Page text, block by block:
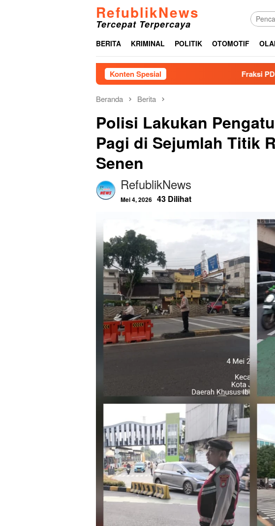
RefublikNews
Tercepat Terpercaya
BERITA KRIMINAL POLITIK OTOMOTIF
Konten Spesial Fraksi PDI-Perjuangan Famoni
Beranda Berita
Polisi Lakukan
Pagi di Sejumlah Titik
Senen
RefublikNews
Mei 4, 2026 43 Dilihat